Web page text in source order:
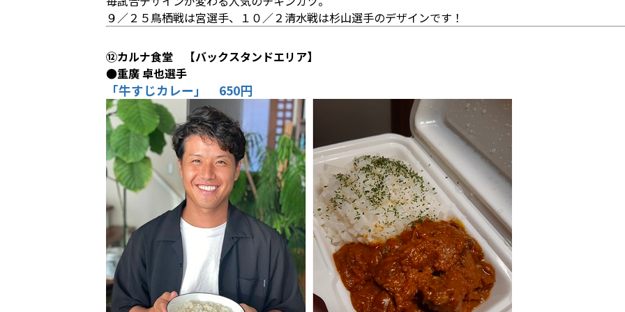
９／２５鳥栖戦は宮選手、１０／２清水戦は杉山選手のデザインです！
⑫カルナ食堂 【バックスタンドエリア】
●重廣 卓也選手
「牛すじカレー」 650円